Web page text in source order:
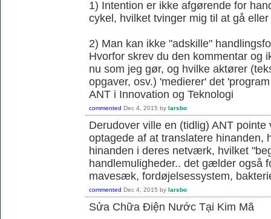
1) Intention er ikke afgørende for
cykel, hvilket tvinger mig til at gå
2) Man kan ikke "adskille"
Hvorfor skrev du den kommentar og
nu som jeg gør, og hvilke aktører
opgaver, osv.) 'medierer' det
ANT i Innovation og Teknologi
commented Dec 4, 2015 by larsbo
Derudover ville en (tidlig) ANT
optagede af at translatere hinanden,
hinanden i deres netværk, hvilket
handlemuligheder.. det gælder også
mavesæk, fordøjelsessystem,
commented Dec 4, 2015 by larsbo
Sửa Chữa Điện Nước Tại Kim Mã